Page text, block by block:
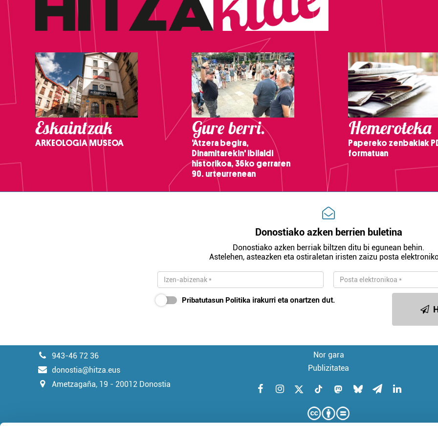
Eskaintzak
ARKEOLOGIA MUSEOA
Gure berri.
'Atzera begira,
Dinamitarekin' ibilaldi
historikoa, 36ko gerraren
90. urteurrenean
Hemeroteka
Papereko zenbakiak
formatuan
Donostiako azken berrien buletina
Donostiako azken berriak biltzen ditu bi egunean behin.
Astelehen, asteazken eta ostiraletan iristen zaizu posta
Pribatutasun Politika irakurri eta onartzen dut.
943-46 72 36
donostia@hitza.eus
Ametzagaña, 19 - 20012 Donostia
Nor gara
Publizitatea